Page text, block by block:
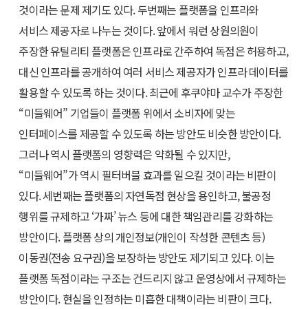
것이라는 문제 제기도 있다. 두번째는 플랫폼을 인프라와
서비스 제공자로 나누는 것이다. 앞에서 워런 상원의원이
주장한 유틸리티 플랫폼은 인프라로 간주하여 독점은 허용하고,
대신 인프라를 공개하여 여러 서비스 제공자가 인프라 데이터를
활용할 수 있도록 하는 것이다. 최근에 후쿠야마 교수가 주장한
“미들웨어” 기업들이 플랫폼 위에서 소비자에 맞는
인터페이스를 제공할 수 있도록 하는 방안도 비슷한 방안이다.
그러나 역시 플랫폼의 영향력은 약화될 수 있지만,
“미들웨어”가 역시 필터버블 효과를 일으킬 것이라는 비판이
있다. 세번째는 플랫폼의 자연독점 현상을 용인하고, 불공정
행위를 규제하고 ‘가짜’ 뉴스 등에 대한 책임관리를 강화하는
방안이다. 플랫폼 상의 개인정보(개인이 작성한 콘텐츠 등)
이동권(전송 요구권)을 보장하는 방안도 제기되고 있다. 이는
플랫폼 독점이라는 구조는 건드리지 않고 운영상에서 규제하는
방안이다. 현실을 인정하는 미흡한 대책이라는 비판이 크다.